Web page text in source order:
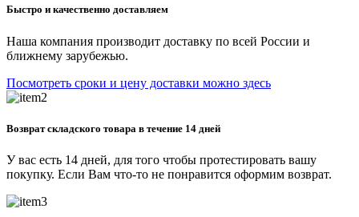
Быстро и качественно доставляем
Наша компания производит доставку по всей России и
ближнему зарубежью.
Посмотреть сроки и цену доставки можно здесь
Возврат складского товара в течение 14 дней
У вас есть 14 дней, для того чтобы протестировать вашу
покупку. Если Вам что-то не понравится оформим возврат.